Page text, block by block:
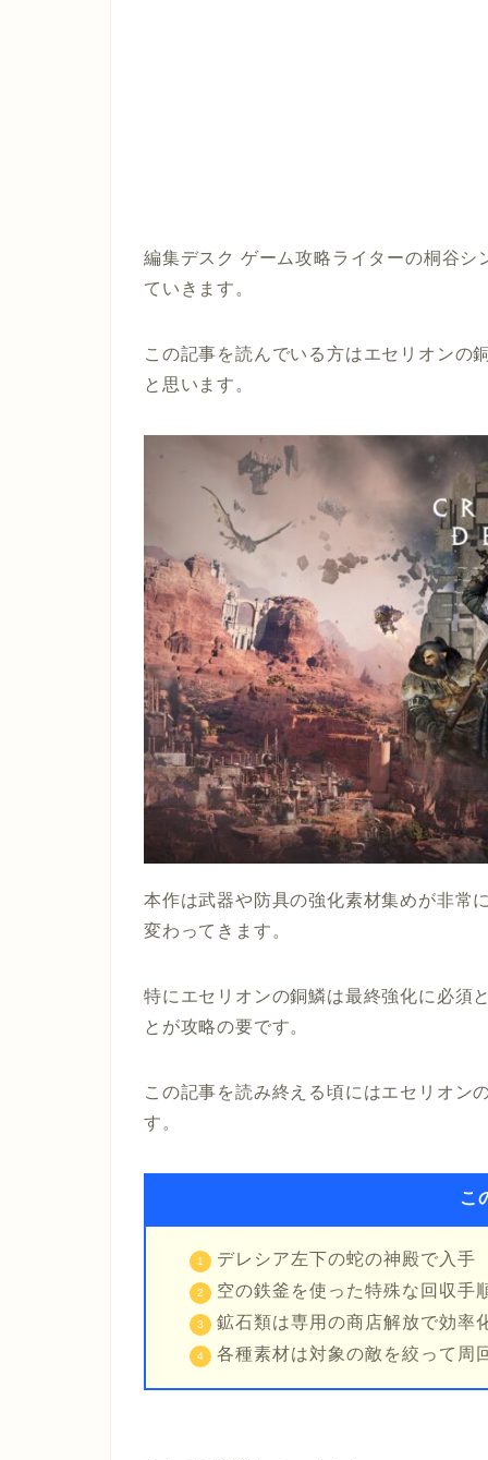
編集デスク ゲーム攻略ライターの桐谷
ていきます。
この記事を読んでいる方はエセリオンの
と思います。
本作は武器や防具の強化素材集めが非常
変わってきます。
特にエセリオンの銅鱗は最終強化に必須
とが攻略の要です。
この記事を読み終える頃にはエセリオン
す。
こ
デレシア左下の蛇の神殿で入手
空の鉄釜を使った特殊な回収手
鉱石類は専用の商店解放で効率
各種素材は対象の敵を絞って周